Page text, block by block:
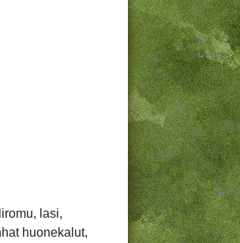
lasi,
huonekalut,